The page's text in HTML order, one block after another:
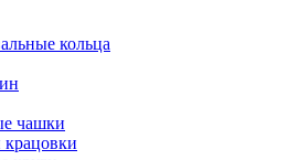
кольца
чашки